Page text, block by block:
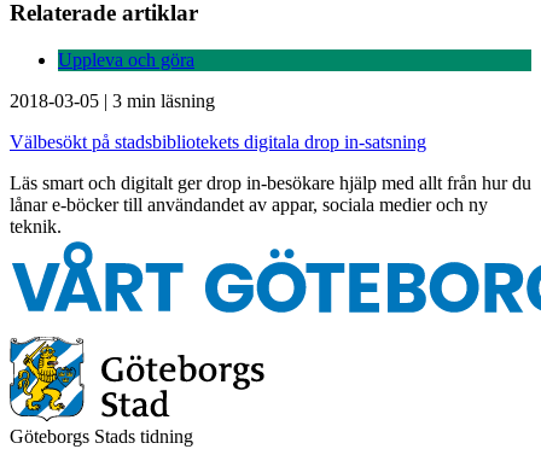
Relaterade artiklar
Uppleva och göra
2018-03-05 | 3 min läsning
Välbesökt på stadsbibliotekets digitala drop in-satsning
Läs smart och digitalt ger drop in-besökare hjälp med allt från hur du
lånar e-böcker till användandet av appar, sociala medier och ny
teknik.
Göteborgs Stads tidning